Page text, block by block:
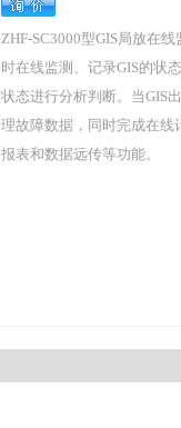
ZHF-SC3000型GIS局放在
时在线监测、记录GIS的状
状态进行分析判断。当GIS
理故障数据，同时完成在线
报表和数据远传等功能。